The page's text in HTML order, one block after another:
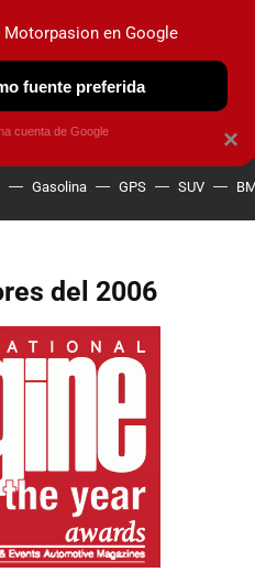
OBSERVATORIO
Gasolina GPS SUV
del 2006
×
Motorpasion en Google
fuente preferida
cuenta de Google